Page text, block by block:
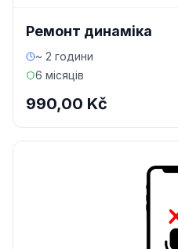
Ремонт динаміка
~ 2 години
6 місяців
990,00 Kč